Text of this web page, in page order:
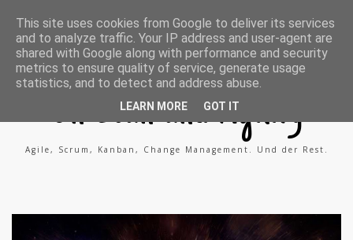
A
g
i
l
e
P
s
X
n
g
L
i
n
k
e
d
On Lean and Agility
Agile, Scrum, Kanban, Change Management. Und der Rest.
This site uses cookies from Google to deliver its services
and to analyze traffic. Your IP address and user-agent are
shared with Google along with performance and security
metrics to ensure quality of service, generate usage
statistics, and to detect and address abuse.
LEARN MORE GOT IT